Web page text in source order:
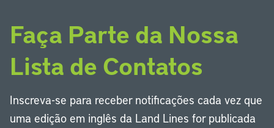
Faça Parte da Nossa
Lista de Contatos
Inscreva-se para receber notificações cada vez que
uma edição em inglês da Land Lines for publicada